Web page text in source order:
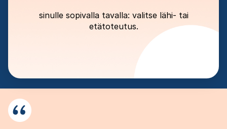
sinulle sopivalla tavalla: valitse lähi- tai
etätoteutus.